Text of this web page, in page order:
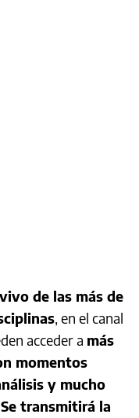
de las más de
, en el canal
acceder a más
momentos
y mucho
Se transmitirá la